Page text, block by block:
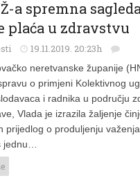
a spremna
plaća u zdravstvu
19.11.2019. 20:23h
neretvanske županije
o primjeni Kolektivnog
i radnika u području
Vlada je izrazila žaljenje
prijedlog o produljenju
jednu…